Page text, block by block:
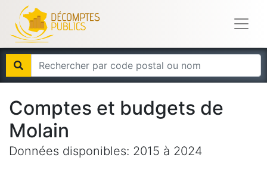
Comptes et budgets de
Molain
Données disponibles: 2015 à 2024